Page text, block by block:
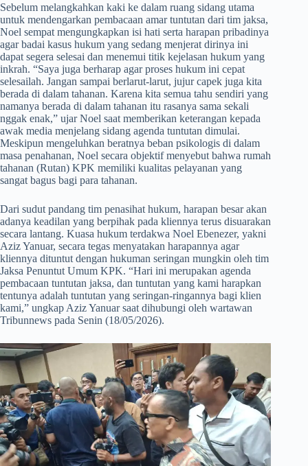
​Sebelum melangkahkan kaki ke dalam ruang sidang utama
untuk mendengarkan pembacaan amar tuntutan dari tim jaksa,
Noel sempat mengungkapkan isi hati serta harapan pribadinya
agar badai kasus hukum yang sedang menjerat dirinya ini
dapat segera selesai dan menemui titik kejelasan hukum yang
inkrah. “Saya juga berharap agar proses hukum ini cepat
selesailah. Jangan sampai berlarut-larut, jujur capek juga kita
berada di dalam tahanan. Karena kita semua tahu sendiri yang
namanya berada di dalam tahanan itu rasanya sama sekali
nggak enak,” ujar Noel saat memberikan keterangan kepada
awak media menjelang sidang agenda tuntutan dimulai.
Meskipun mengeluhkan beratnya beban psikologis di dalam
masa penahanan, Noel secara objektif menyebut bahwa rumah
tahanan (Rutan) KPK memiliki kualitas pelayanan yang
sangat bagus bagi para tahanan.
​Dari sudut pandang tim penasihat hukum, harapan besar akan
adanya keadilan yang berpihak pada kliennya terus disuarakan
secara lantang. Kuasa hukum terdakwa Noel Ebenezer, yakni
Aziz Yanuar, secara tegas menyatakan harapannya agar
kliennya dituntut dengan hukuman seringan mungkin oleh tim
Jaksa Penuntut Umum KPK. “Hari ini merupakan agenda
pembacaan tuntutan jaksa, dan tuntutan yang kami harapkan
tentunya adalah tuntutan yang seringan-ringannya bagi klien
kami,” ungkap Aziz Yanuar saat dihubungi oleh wartawan
Tribunnews pada Senin (18/05/2026).